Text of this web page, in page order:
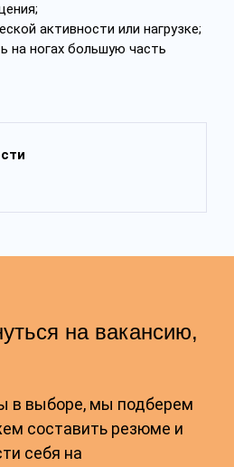
активности или нагрузке;
на ногах большую часть
на вакансию,
в выборе, мы подберем
составить резюме и
себя на